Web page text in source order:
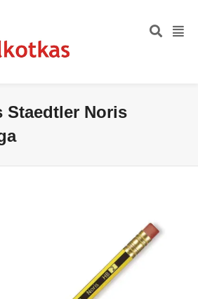
Staedtler Noris